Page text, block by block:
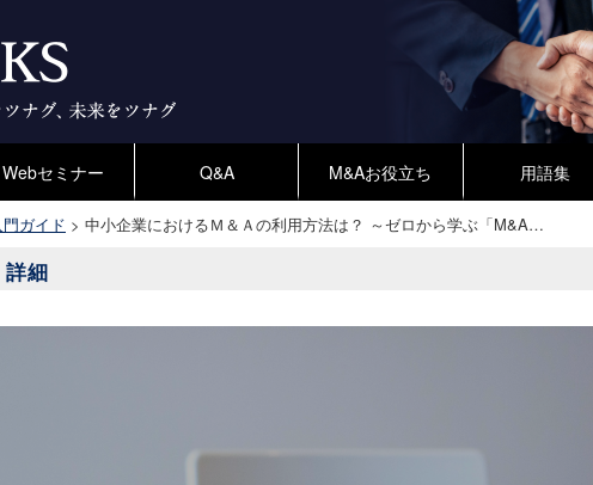
Webセミナー Q&A M&Aお役立ち 用語集
門ガイド > 中小企業におけるＭ＆Ａの利用方法は？ ～ゼロから学ぶ「M&A…
細